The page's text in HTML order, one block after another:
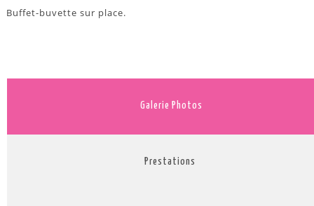
Buffet-buvette sur place.
Galerie Photos
Prestations